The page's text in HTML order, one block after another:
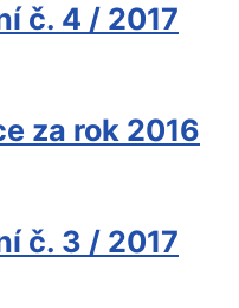
č. 4 / 2017
za rok 2016
č. 3 / 2017